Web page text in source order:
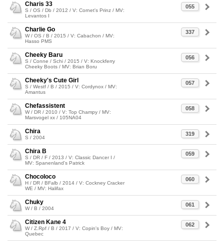
055
Charis 33
S / OS / Db / 2012 / V: Cornet's Prinz / MV:
Levantos I
337
Charlie Go
W / OS / B / 2015 / V: Cabachon / MV:
Hasso PMS
056
Cheeky Baru
S / Conne / Schi / 2015 / V: Knockferry
Cheeky Boots / MV: Brian Boru
057
Cheeky's Cute Girl
S / Westf / B / 2015 / V: Cordynox / MV:
Amantus
058
Chefassistent
W / DR / 2010 / V: Top Champy / MV:
Marsvogel xx / 105NA04
319
Chira
S / 2004
059
Chira B
S / DR / F / 2013 / V: Classic Dancer I /
MV: Spanenland's Patrick
060
Chocoloco
H / DR / BFalb / 2014 / V: Cockney Cracker
WE / MV: Halifax
061
Chuky
W / B / 2004
062
Citizen Kane 4
W / Z.Rpf / B / 2017 / V: Copin's Boy / MV:
Quebec